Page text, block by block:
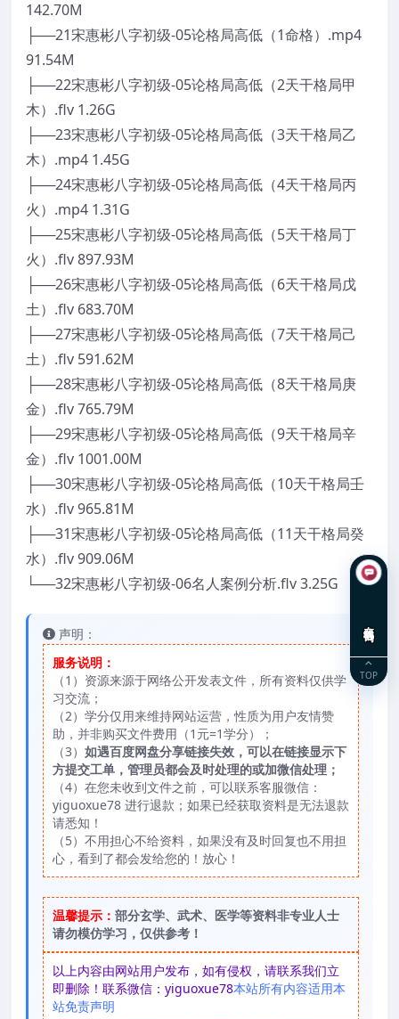
142.70M
├──21宋惠彬八字初级-05论格局高低（1命格）.mp4
91.54M
├──22宋惠彬八字初级-05论格局高低（2天干格局甲
木）.flv 1.26G
├──23宋惠彬八字初级-05论格局高低（3天干格局乙
木）.mp4 1.45G
├──24宋惠彬八字初级-05论格局高低（4天干格局丙
火）.mp4 1.31G
├──25宋惠彬八字初级-05论格局高低（5天干格局丁
火）.flv 897.93M
├──26宋惠彬八字初级-05论格局高低（6天干格局戊
土）.flv 683.70M
├──27宋惠彬八字初级-05论格局高低（7天干格局己
土）.flv 591.62M
├──28宋惠彬八字初级-05论格局高低（8天干格局庚
金）.flv 765.79M
├──29宋惠彬八字初级-05论格局高低（9天干格局辛
金）.flv 1001.00M
├──30宋惠彬八字初级-05论格局高低（10天干格局壬
水）.flv 965.81M
├──31宋惠彬八字初级-05论格局高低（11天干格局癸
水）.flv 909.06M
└──32宋惠彬八字初级-06名人案例分析.flv 3.25G
声明：
服务说明：
（1）资源来源于网络公开发表文件，所有资料仅供学
习交流；
（2）学分仅用来维持网站运营，性质为用户友情赞
助，并非购买文件费用（1元=1学分）；
（3） 如遇百度网盘分享链接失效，可以在链接显示下
方提交工单，管理员都会及时处理的或加微信处理；
（4）在您未收到文件之前，可以联系客服微信：
yiguoxue78 进行退款；如果已经获取资料是无法退款
请悉知！
（5）不用担心不给资料，如果没有及时回复也不用担
心，看到了都会发给您的！放心！
温馨提示： 部分玄学、武术、医学等资料非专业人士
请勿模仿学习，仅供参考！
以上内容由网站用户发布，如有侵权，请联系我们立
即删除！联系微信：yiguoxue78本站所有内容适用本
站免责声明
TOP